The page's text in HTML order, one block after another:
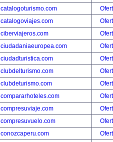
catalogoturismo.com
catalogoviajes.com
ciberviajeros.com
ciudadaniaeuropea.com
ciudadturistica.com
clubdelturismo.com
clubdeturismo.com
compararhoteles.com
compresuviaje.com
compresuvuelo.com
conozcaperu.com